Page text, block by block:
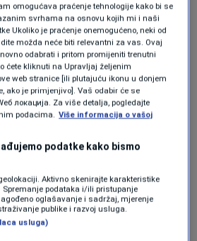
televizije možete pratiti
kao i putem aplikacija za
je ova?
JAKUB SILAJDŽIĆ
omogućava praćenje tehnologije kako bi se
svrhama na osnovu kojih mi i naši
Ukoliko je praćenje onemogućeno, neki od
možda neće biti relevantni za vas. Ovaj
odabrati i pritom promijeniti trenutni
ćete kliknuti na Upravljaj željenim
web stranice [ili plutajuću ikonu u donjem
ako je primjenjivo]. Vaš odabir će se
локација. Za više detalja, pogledajte
podacima. Više informacija o vašoj
podatke kako bismo
Aktivno skenirajte karakteristike
podataka i/ili pristupanje
oglašavanje i sadržaj, mjerenje
publike i razvoj usluga.
usluga)